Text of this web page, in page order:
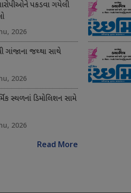
પકડવા ગયેલી
2026
ગાંજાના જથ્થા સાથે
2026
સ્થળનાં ડિમોલિશન સામે
2026
Read More